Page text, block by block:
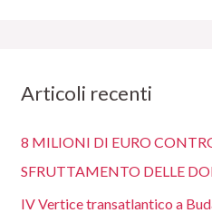
a
Articoli recenti
8 MILIONI DI EURO
SFRUTTAMENTO DELLE
IV Vertice transatlantico a